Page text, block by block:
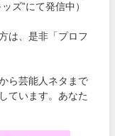
ズ”にて発信中）
は、是非「プロフ
ら芸能人ネタまで
ています。あなた